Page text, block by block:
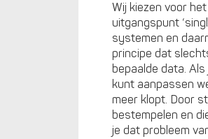
Wij kiezen voor
uitgangspunt
systemen en
principe dat
bepaalde data.
kunt aanpassen
meer klopt. Door
bestempelen en
je dat probleem